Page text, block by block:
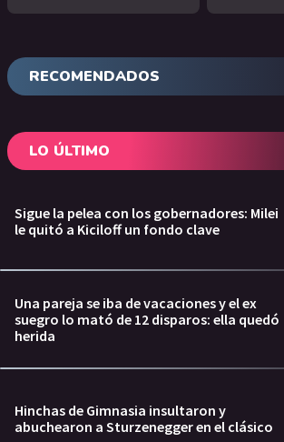
RECOMENDADOS
LO ÚLTIMO
Sigue la pelea con los gobernadores: Milei
le quitó a Kiciloff un fondo clave
Una pareja se iba de vacaciones y el ex
suegro lo mató de 12 disparos: ella quedó
herida
Hinchas de Gimnasia insultaron y
abuchearon a Sturzenegger en el clásico